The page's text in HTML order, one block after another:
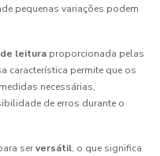
pequenas variações podem
leitura proporcionada pelas
característica permite que os
necessárias,
de erros durante o
serversátil, o que significa